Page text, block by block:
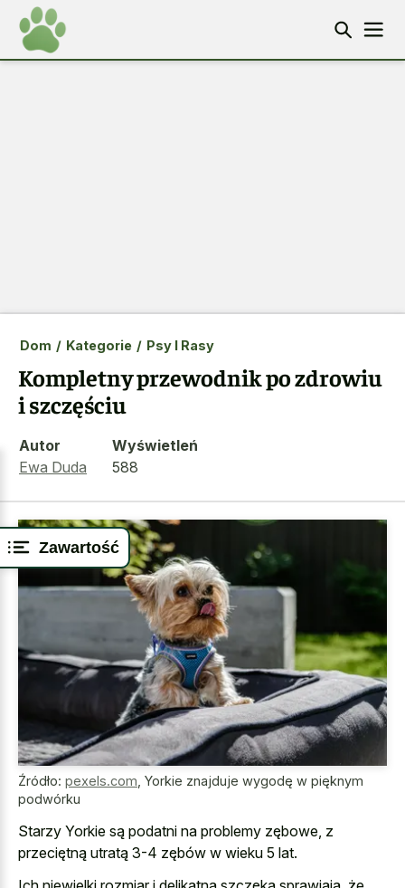
Zawartość
Dom / Kategorie / Psy I Rasy
Kompletny przewodnik po zdrowiu
i szczęściu
Autor
Ewa Duda
Wyświetleń
588
Źródło: pexels.com Yorkie znajduje wygodę w pięknym
podwórku
Starzy Yorkie są podatni na problemy zębowe, z
przeciętną utratą 3-4 zębów w wieku 5 lat.